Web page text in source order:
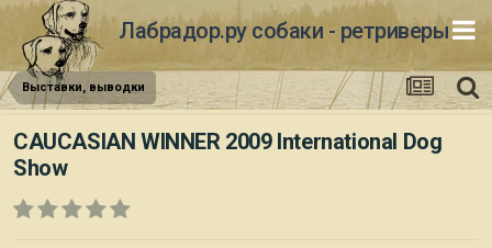
Лабрадор.ру собаки - ретриверы
Выставки, выводки
CAUCASIAN WINNER 2009 International Dog
Show